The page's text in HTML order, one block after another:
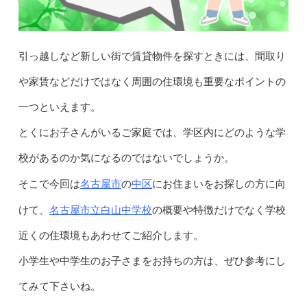
引っ越しなど新しい街で賃貸物件を探すときには、間取り
や家賃などだけではなく周囲の住環境も重要なポイントの
一つといえます。
とくにお子さんがいるご家庭では、学区内にどのような学
校があるのか気になるのではないでしょうか。
そこで今回は名古屋市の中区にお住まいをお探しの方に向
けて、 名古屋市立白山中学校の概要や特徴だけでなく学校
近くの住環境もあわせてご紹介します。
小学生や中学生のお子さまをお持ちの方は、ぜひ参考にし
てみて下さいね。